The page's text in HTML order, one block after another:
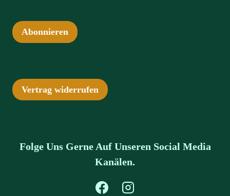
Abonnieren
Vertrag widerrufen
Folge Uns Gerne Auf Unseren Social Media
Kanälen.